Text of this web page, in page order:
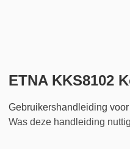
ETNA KKS8102
Gebruikershandleiding
Was deze handleiding